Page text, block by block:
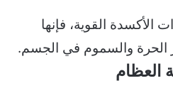
الأكسدة القوية، فإنها
الحرة والسموم في الجسم.